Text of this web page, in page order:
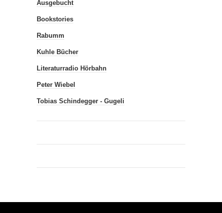
Ausgebucht
Bookstories
Rabumm
Kuhle Bücher
Literaturradio Hörbahn
Peter Wiebel
Tobias Schindegger - Gugeli